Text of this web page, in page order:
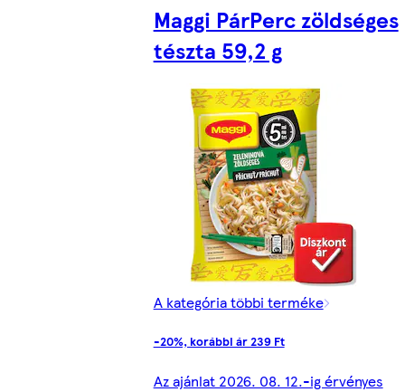
Maggi PárPerc zöldséges
tészta 59,2 g
A kategória többi terméke
-20%, korábbi ár 239 Ft
Az ajánlat 2026. 08. 12.-ig érvényes